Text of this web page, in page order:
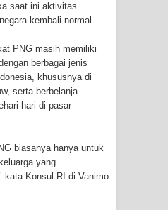
1000 Kuota Beasiswa
18 Jayapura Salurkan
untuk RS Bhayangkara
ke-80
saat ini aktivitas
kembali normal.
PNG masih memiliki
berbagai jenis
khususnya di
serta berbelanja
hari di pasar
biasanya hanya untuk
yang
kata Konsul RI di Vanimo